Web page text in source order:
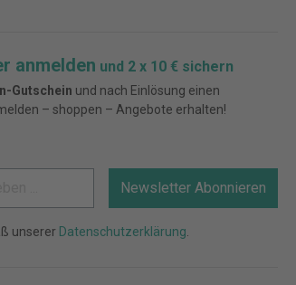
anmelden und 2 x 10 € sichern
Gutschein und nach Einlösung einen
– shoppen – Angebote erhalten!
Newsletter Abonnieren
unserer Datenschutzerklärung